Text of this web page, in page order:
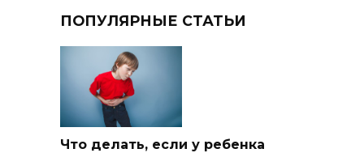
ПОПУЛЯРНЫЕ СТАТЬИ
Что делать, если у ребенка